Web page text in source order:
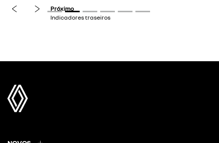
previous nextPróximo
Indicadores traseiros